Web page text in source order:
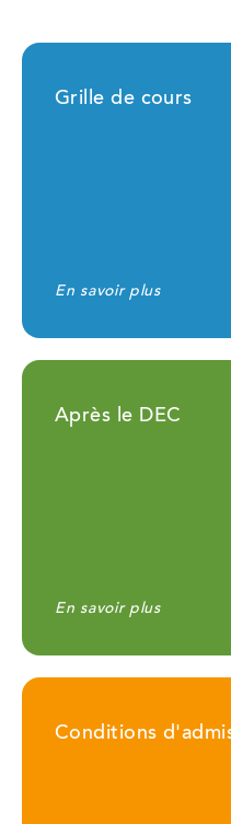
Grille de cours
En savoir plus
Après le DEC
En savoir plus
Conditions